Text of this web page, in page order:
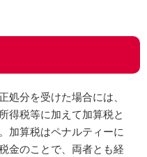
分を受けた場合には、
得税等に加えて加算税と
加算税はペナルティーに
金のことで、両者とも経